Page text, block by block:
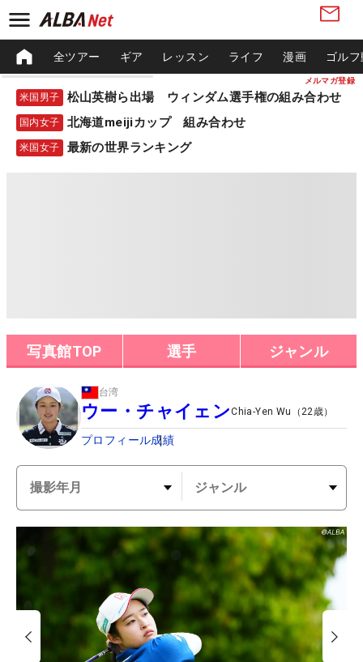
メルマガ登録
全ツアー ギア レッスン ライフ 漫画 ゴル
米国男子 松山英樹ら出場 ウィンダム選手権の組み合わせ
国内女子 北海道meijiカップ 組み合わせ
米国女子 最新の世界ランキング
写真館TOP 選手 ジャンル
台湾
ウー・チャイェンChia-Yen Wu （ 22 歳）
プロフィール成績